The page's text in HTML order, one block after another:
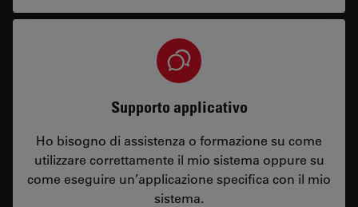
Supporto applicativo
Ho bisogno di assistenza o formazione su come
utilizzare correttamente il mio sistema oppure su
come eseguire un’applicazione specifica con il mio
sistema.